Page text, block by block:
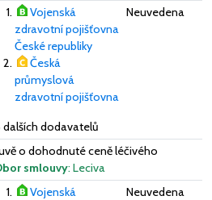
Vojenská
zdravotní pojišťovna
České republiky
Česká
průmyslová
zdravotní pojišťovna
dalších dodavatelů
Neuvedena
o dohodnuté ceně léčivého
smlouvy: Leciva
Vojenská
Neuvedena